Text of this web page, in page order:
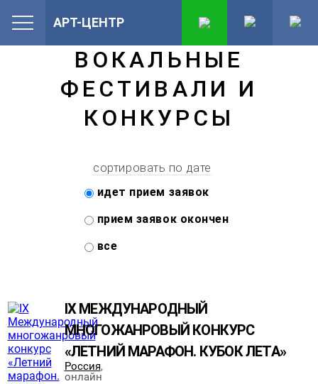
ВОКАЛЬНЫЕ
ФЕСТИВАЛИ И
КОНКУРСЫ
сортировать по дате
идет прием заявок
прием заявок окончен
все
IX МЕЖДУНАРОДНЫЙ
МНОГОЖАНРОВЫЙ КОНКУРС
«ЛЕТНИЙ МАРАФОН. КУБОК ЛЕТА»
Россия,
онлайн
АРТ-ЦЕНТР